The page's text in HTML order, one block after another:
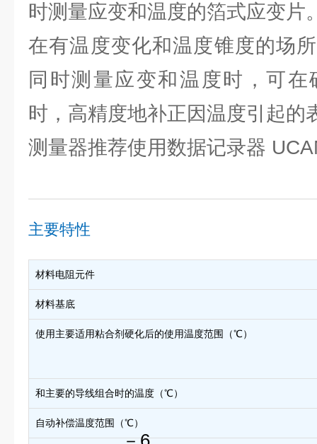
时测量应变和温度的箔式应变片
在有温度变化和温度锥度的场
同时测量应变和温度时，可
时，高精度地补正因温度引起的
测量器推荐使用数据记录器
主要特性
材料电阻元件
材料基底
使用主要适用粘合剂硬化后的使用温度范围（℃）
和主要的导线组合时的温度（℃）
自动补偿温度范围（℃）